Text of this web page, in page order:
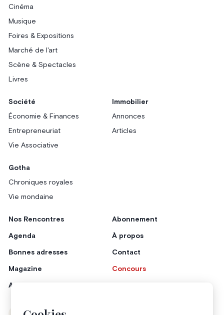
Cinéma
Musique
Foires & Expositions
Marché de l'art
Scène & Spectacles
Livres
Société
Économie & Finances
Entrepreneuriat
Vie Associative
Immobilier
Annonces
Articles
Gotha
Chroniques royales
Vie mondaine
Nos Rencontres
Agenda
Bonnes adresses
Magazine
Annonceurs
Abonnement
À propos
Contact
Concours
Instagram